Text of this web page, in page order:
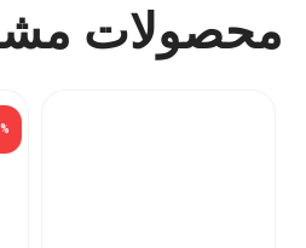
محصولات